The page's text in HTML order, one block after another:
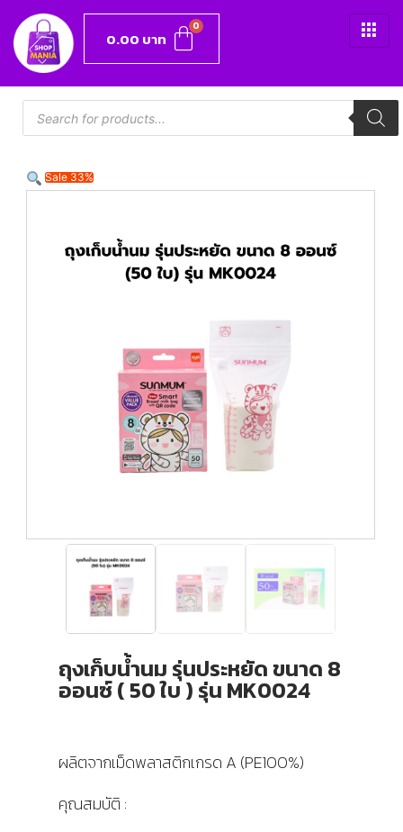
0.00 บาท
Sale 33%
ถุงเก็บน้ำนม รุ่นประหยัด ขนาด 8
ออนซ์ ( 50 ใบ ) รุ่น MK0024
ผลิตจากเม็ดพลาสติกเกรด A (PE100%)
คุณสมบัติ :